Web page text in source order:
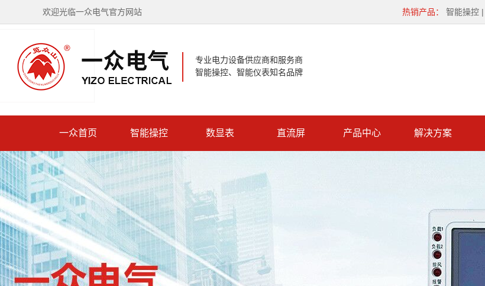
欢迎光临一众电气官方网站 热销产品： 智能操控 |
专业电力设备供应商和服务商
智能操控、智能仪表知名品牌
一众首页 智能操控 数显表 直流屏 产品中心 解决方案